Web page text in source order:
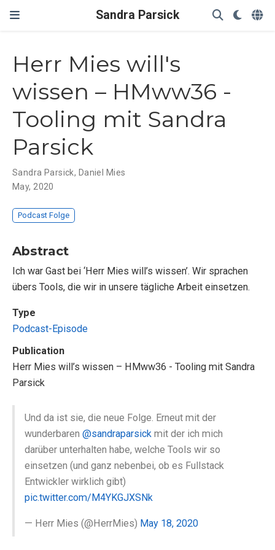
Sandra Parsick
Herr Mies will's
wissen – HMww36 -
Tooling mit Sandra
Parsick
Sandra Parsick, Daniel Mies
May, 2020
Podcast Folge
Abstract
Ich war Gast bei ‘Herr Mies will’s wissen’. Wir sprachen
übers Tools, die wir in unsere tägliche Arbeit einsetzen.
Type
Podcast-Episode
Publication
Herr Mies will’s wissen – HMww36 - Tooling mit Sandra
Parsick
Und da ist sie, die neue Folge. Erneut mit der
wunderbaren@sandraparsick mit der ich mich
darüber unterhalten habe, welche Tools wir so
einsetzen (und ganz nebenbei, ob es Fullstack
Entwickler wirklich gibt)
pic.twitter.com/M4YKGJXSNk
— Herr Mies (@HerrMies) May 18, 2020